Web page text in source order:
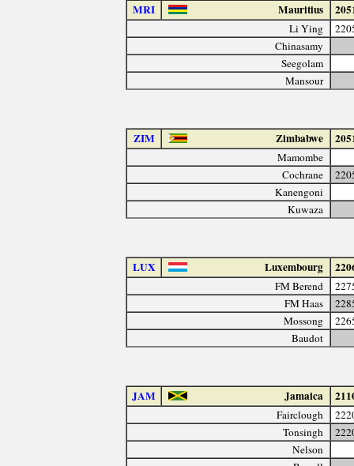
MRI Mauritius
Li Ying
Chinasamy
Seegolam
Mansour
ZIM Zimbabwe
Mamombe
Cochrane
Kanengoni
Kuwaza
LUX Luxembourg
FM Berend
FM Haas
Mossong
Baudot
JAM Jamaica
Fairclough
Tonsingh
Nelson